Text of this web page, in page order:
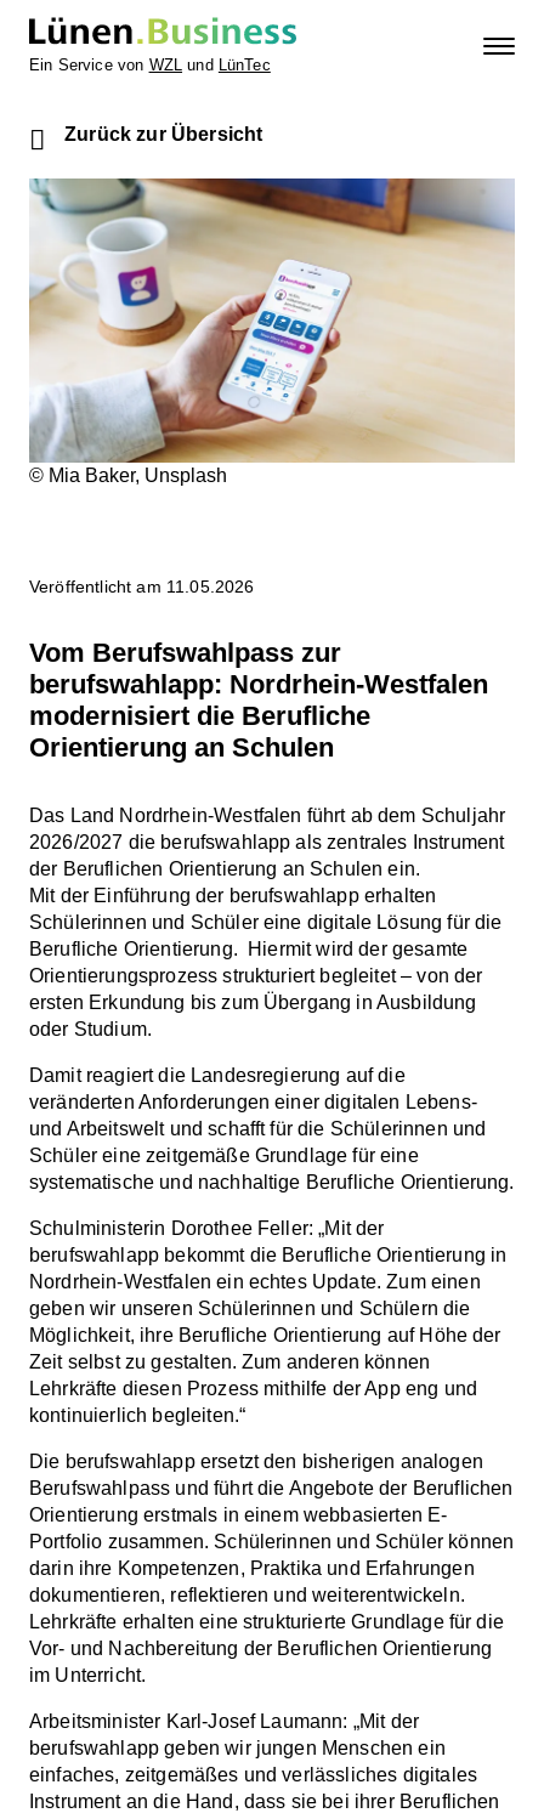
Ein Service von WZL und LünTec
Zurück zur Übersicht
© Mia Baker, Unsplash
Veröffentlicht am 11.05.2026
Vom Berufswahlpass zur
berufswahlapp: Nordrhein-Westfalen
modernisiert die Berufliche
Orientierung an Schulen
Das Land Nordrhein-Westfalen führt ab dem Schuljahr
2026/2027 die berufswahlapp als zentrales Instrument
der Beruflichen Orientierung an Schulen ein.
Mit der Einführung der berufswahlapp erhalten
Schülerinnen und Schüler eine digitale Lösung für die
Berufliche Orientierung. Hiermit wird der gesamte
Orientierungsprozess strukturiert begleitet – von der
ersten Erkundung bis zum Übergang in Ausbildung
oder Studium.
Damit reagiert die Landesregierung auf die
veränderten Anforderungen einer digitalen Lebens-
und Arbeitswelt und schafft für die Schülerinnen und
Schüler eine zeitgemäße Grundlage für eine
systematische und nachhaltige Berufliche Orientierung.
Schulministerin Dorothee Feller: „Mit der
berufswahlapp bekommt die Berufliche Orientierung in
Nordrhein-Westfalen ein echtes Update. Zum einen
geben wir unseren Schülerinnen und Schülern die
Möglichkeit, ihre Berufliche Orientierung auf Höhe der
Zeit selbst zu gestalten. Zum anderen können
Lehrkräfte diesen Prozess mithilfe der App eng und
kontinuierlich begleiten.“
Die berufswahlapp ersetzt den bisherigen analogen
Berufswahlpass und führt die Angebote der Beruflichen
Orientierung erstmals in einem webbasierten E-
Portfolio zusammen. Schülerinnen und Schüler können
darin ihre Kompetenzen, Praktika und Erfahrungen
dokumentieren, reflektieren und weiterentwickeln.
Lehrkräfte erhalten eine strukturierte Grundlage für die
Vor- und Nachbereitung der Beruflichen Orientierung
im Unterricht.
Arbeitsminister Karl-Josef Laumann: „Mit der
berufswahlapp geben wir jungen Menschen ein
einfaches, zeitgemäßes und verlässliches digitales
Instrument an die Hand, dass sie bei ihrer Beruflichen